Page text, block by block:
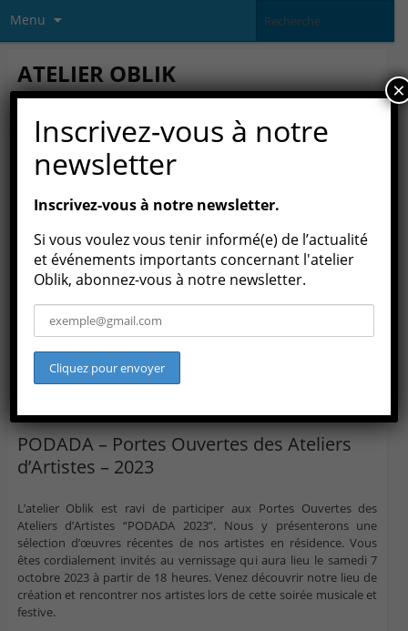
Menu
ATELIER OBLIK
association culturelle loi 1901
PUBLIÉ DANS CULTURE
PODADA – Portes Ouvertes des Ateliers
d’Artistes – 2023
L’atelier Oblik est ravi de participer aux Portes Ouvertes des
Ateliers d’Artistes “PODADA 2023”. Nous y présenterons une
sélection d’œuvres récentes de nos artistes en résidence. Vous
êtes cordialement invités au vernissage qui aura lieu le samedi 7
octobre 2023 à partir de 18 heures. Venez découvrir notre lieu de
création et rencontrer nos artistes lors de cette soirée musicale et
festive.
Inscrivez-vous à notre
newsletter
Inscrivez-vous à notre newsletter.
Si vous voulez vous tenir informé(e) de l’actualité
et événements importants concernant l'atelier
Oblik, abonnez-vous à notre newsletter.
×